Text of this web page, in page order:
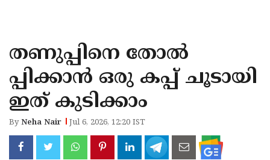
KANNUR
KASARAGOD
തണുപ്പിനെ തോൽ
പ്പിക്കാൻ ഒരു കപ്പ് ചൂടായി
ഇത് കുടിക്കാം
ByNeha Nair Jul 6, 2026, 12:20 IST